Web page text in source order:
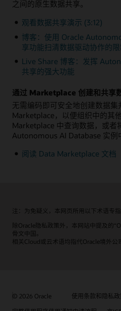
之间的原生数据共享。
观看数据共享演示 (3:12)
博客：使用 Oracle
享功能扫清数据驱动协作的
Live Share 博客：发挥
共享的强大功能
通过 Marketplace 创建和共享
无需编码即可安全地创建数据集
Marketplace，以便组织中的其
Marketplace 中查询数据，或者
Autonomous AI Database 实例
阅读 Data Marketplace 文档
注：为免疑义，本网页所用以下术语专指
除Oracle隐私政策外，本网站中提及的
骨文中国。
相关Cloud或云术语均指代Oracle境外公
© 2026 Oracle 使用条款和隐私政